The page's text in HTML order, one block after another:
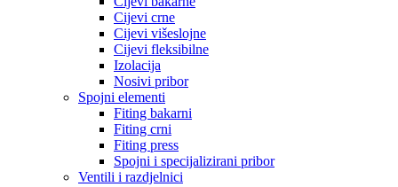
Cijevi crne
Cijevi višeslojne
Cijevi fleksibilne
Izolacija
Nosivi pribor
Spojni elementi
Fiting bakarni
Fiting crni
Fiting press
Spojni i specijalizirani pribor
Ventili i razdjelnici